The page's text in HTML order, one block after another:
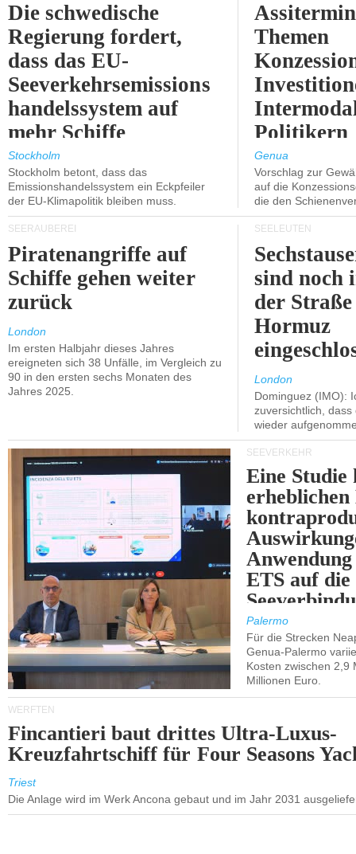
Die schwedische
Regierung fordert,
dass das EU-
Seeverkehrsemissions
handelssystem auf
mehr Schiffe
ausgeweitet wird.
Stockholm
Stockholm betont, dass das
Emissionshandelssystem ein Eckpfeiler
der EU-Klimapolitik bleiben muss.
Themen
Politikern
Genua
Vorschlag zur
auf die
die den
SEERÄUBEREI
Piratenangriffe auf
Schiffe gehen weiter
zurück
London
Im ersten Halbjahr dieses Jahres
ereigneten sich 38 Unfälle, im Vergleich zu
90 in den ersten sechs Monaten des
Jahres 2025.
SEELEUTEN
sind noch
der
Hormuz
London
Dominguez (IMO):
zuversichtlich,
wieder
SEEVERKEHR
Eine Studie
ETS auf die
Palermo
Für die Strecken
Genua-Palermo
Kosten zwischen 2,9
Millionen Euro.
WERFTEN
Fincantieri baut drittes Ultra-Luxus-
Kreuzfahrtschiff für Four Seasons
Triest
Die Anlage wird im Werk Ancona gebaut und im Jahr 2031